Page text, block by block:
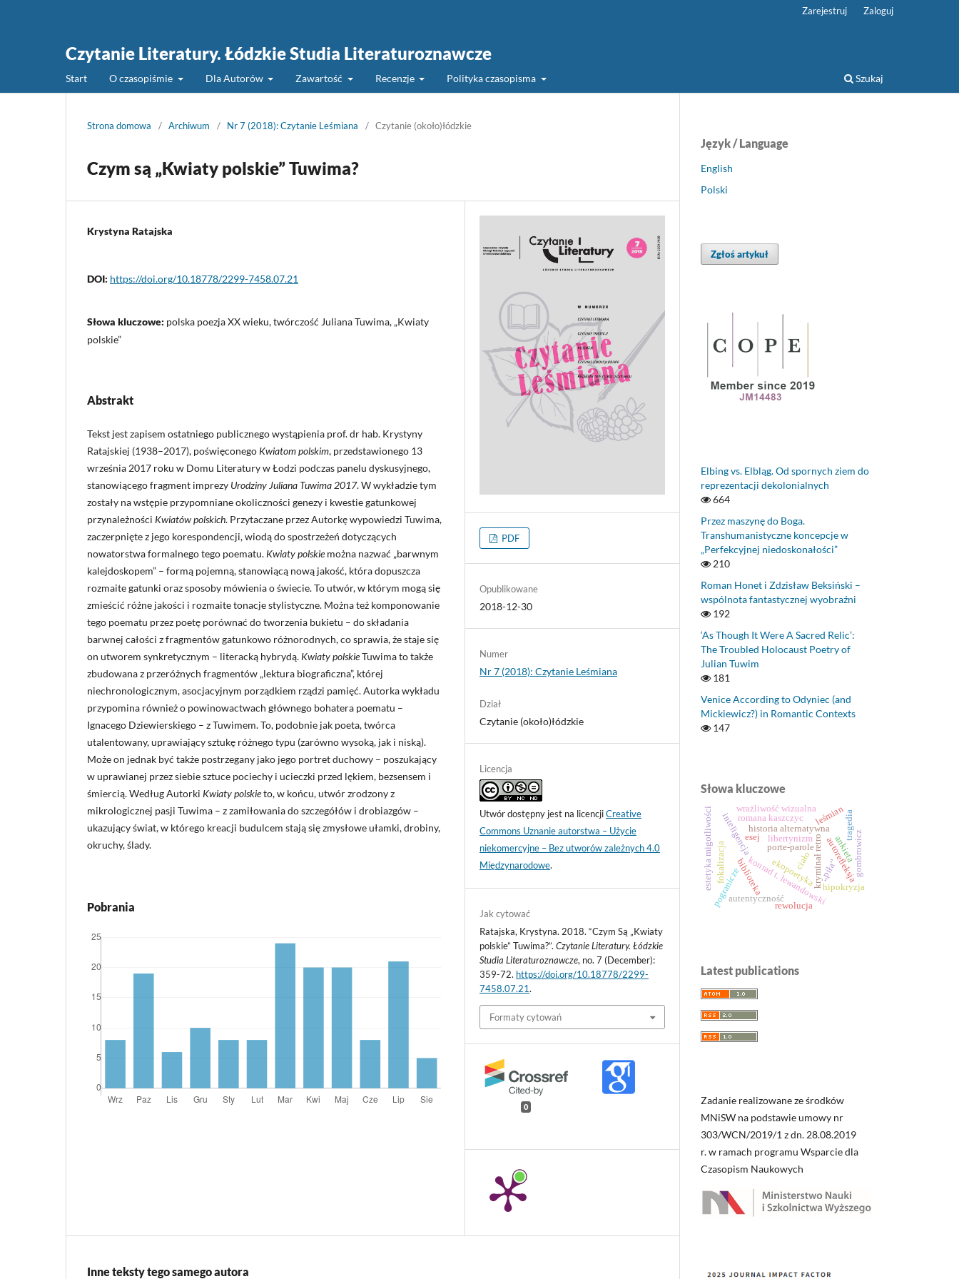
Czytanie Literatury. Łódzkie Studia Literaturoznawcze
Start O czasopiśmie Dla Autorów Zawartość Recenzje Polityka czasopisma Szukaj
Zarejestruj Zaloguj
Strona domowa / Archiwum / Nr 7 (2018): Czytanie Leśmiana / Czytanie (około)łódzkie
Czym są „Kwiaty polskie” Tuwima?
Krystyna Ratajska
DOI: https://doi.org/10.18778/2299-7458.07.21
Słowa kluczowe: polska poezja XX wieku, twórczość Juliana Tuwima, „Kwiaty
polskie”
Abstrakt
Tekst jest zapisem ostatniego publicznego wystąpienia prof. dr hab. Krystyny
Ratajskiej (1938–2017), poświęconego Kwiatom polskim, przedstawionego 13
września 2017 roku w Domu Literatury w Łodzi podczas panelu dyskusyjnego,
stanowiącego fragment imprezy Urodziny Juliana Tuwima 2017. W wykładzie tym
zostały na wstępie przypomniane okoliczności genezy i kwestie gatunkowej
przynależności Kwiatów polskich. Przytaczane przez Autorkę wypowiedzi Tuwima,
zaczerpnięte z jego korespondencji, wiodą do spostrzeżeń dotyczących
nowatorstwa formalnego tego poematu. Kwiaty polskiemożna nazwać „barwnym
kalejdoskopem” – formą pojemną, stanowiącą nową jakość, która dopuszcza
rozmaite gatunki oraz sposoby mówienia o świecie. To utwór, w którym mogą się
zmieścić różne jakości i rozmaite tonacje stylistyczne. Można też komponowanie
tego poematu przez poetę porównać do tworzenia bukietu – do składania
barwnej całości z fragmentów gatunkowo różnorodnych, co sprawia, że staje się
on utworem synkretycznym – literacką hybrydą. Kwiaty polskieTuwima to także
zbudowana z przeróżnych fragmentów „lektura biograficzna”, której
niechronologicznym, asocjacyjnym porządkiem rządzi pamięć. Autorka wykładu
przypomina również o powinowactwach głównego bohatera poematu –
Ignacego Dziewierskiego – z Tuwimem. To, podobnie jak poeta, twórca
utalentowany, uprawiający sztukę różnego typu (zarówno wysoką, jak i niską).
Może on jednak być także postrzegany jako jego portret duchowy – poszukający
w uprawianej przez siebie sztuce pociechy i ucieczki przed lękiem, bezsensem i
śmiercią. Według Autorki Kwiaty polskieto, w końcu, utwór zrodzony z
mikrologicznej pasji Tuwima – z zamiłowania do szczegółów i drobiazgów –
ukazujący świat, w którego kreacji budulcem stają się zmysłowe ułamki, drobiny,
okruchy, ślady.
Pobrania
PDF
Opublikowane
2018-12-30
Numer
Nr 7 (2018): Czytanie Leśmiana
Dział
Czytanie (około)łódzkie
Licencja
Utwór dostępny jest na licencjiCreative
Commons Uznanie autorstwa – Użycie
niekomercyjne – Bez utworów zależnych 4.0
Międzynarodowe.
Jak cytować
Ratajska, Krystyna. 2018. “Czym Są „Kwiaty
polskie” Tuwima?”.Czytanie Literatury. Łódzkie
Studia Literaturoznawcze, no. 7 (December):
359-72. https://doi.org/10.18778/2299-
7458.07.21.
Formaty cytowań
0
Inne teksty tego samego autora
Język / Language
English
Polski
Zgłoś artykuł
Elbing vs. Elbląg. Od spornych ziem do
reprezentacji dekolonialnych
664
Przez maszynę do Boga.
Transhumanistyczne koncepcje w
„Perfekcyjnej niedoskonałości”
210
Roman Honet i Zdzisław Beksiński –
wspólnota fantastycznej wyobraźni
192
‘As Though It Were A Sacred Relic’:
The Troubled Holocaust Poetry of
Julian Tuwim
181
Venice According to Odyniec (and
Mickiewicz?) in Romantic Contexts
147
Słowa kluczowe
kryminał retro
historia alternatywna
konrad t. lewandowski
esej
inteligencja
biblioteka
romana kaszczyc
ekopoetyka
pogranicze
hipokryzja
autentyczność
autorefleksja
porte-parole
fokalizacja
wrażliwość wizualna
estetyka migotliwości gombrowicz
ankieta
tragedia
leśmian
libertynizm
rewolucja
ciało „piła”
Latest publications
Zadanie realizowane ze środków
MNiSW na podstawie umowy nr
303/WCN/2019/1 z dn. 28.08.2019
r. w ramach programu Wsparcie dla
Czasopism Naukowych